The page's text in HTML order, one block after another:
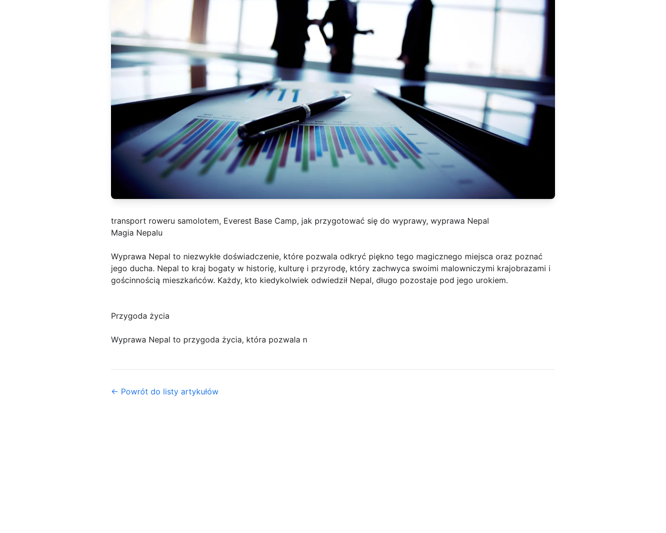
transport roweru samolotem, Everest Base Camp, jak przygotować się do wyprawy, wyprawa Nepal
Magia Nepalu
Wyprawa Nepal to niezwykłe doświadczenie, które pozwala odkryć piękno tego magicznego miejsca oraz poznać
jego ducha. Nepal to kraj bogaty w historię, kulturę i przyrodę, który zachwyca swoimi malowniczymi krajobrazami i
gościnnością mieszkańców. Każdy, kto kiedykolwiek odwiedził Nepal, długo pozostaje pod jego urokiem.
Przygoda życia
Wyprawa Nepal to przygoda życia, która pozwala n
← Powrót do listy artykułów